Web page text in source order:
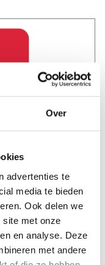
Over
advertenties te
media te bieden
Ook delen we
site met onze
en analyse. Deze
met andere